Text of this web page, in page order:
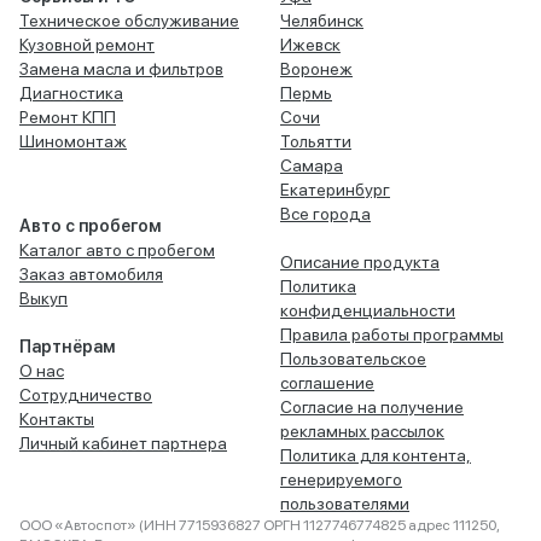
Техническое обслуживание
Кузовной ремонт
Замена масла и фильтров
Диагностика
Ремонт КПП
Шиномонтаж
Авто с пробегом
Каталог авто с пробегом
Заказ автомобиля
Выкуп
Партнёрам
О нас
Сотрудничество
Контакты
Личный кабинет партнера
Челябинск
Ижевск
Воронеж
Пермь
Сочи
Тольятти
Самара
Екатеринбург
Все города
Описание продукта
Политика
конфиденциальности
Правила работы программы
Пользовательское
соглашение
Согласие на получение
рекламных рассылок
Политика для контента,
генерируемого
пользователями
ООО «Автоспот» (ИНН 7715936827 ОРГН 1127746774825 адрес 111250,